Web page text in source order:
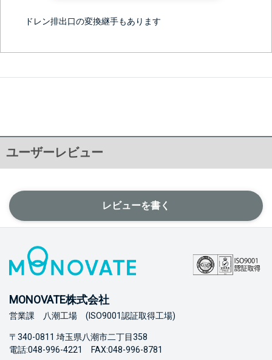
ドレン排出口の変換継手もあります
ユーザーレビュー
レビューを書く
MONOVATE株式会社
営業課 八潮工場 (ISO9001認証取得工場)
〒340-0811 埼玉県八潮市二丁目358
電話:048-996-4221 FAX:048-996-8781